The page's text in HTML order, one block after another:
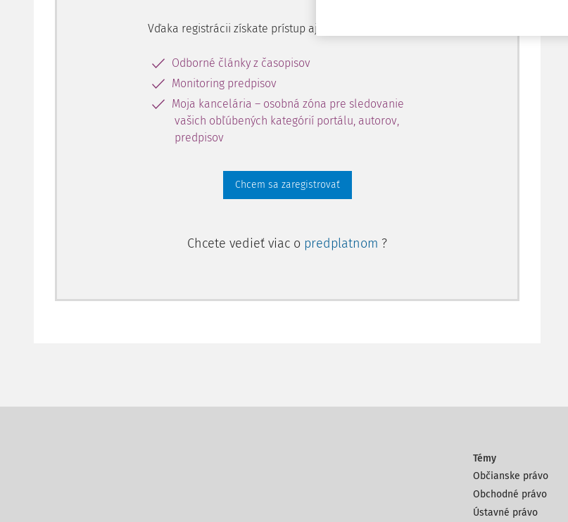
Vďaka registrácii získate prístup aj k vybranému obsahu:
Odborné články z časopisov
Monitoring predpisov
Moja kancelária – osobná zóna pre sledovanie
vašich obľúbených kategórií portálu, autorov,
predpisov
Chcem sa zaregistrovať
Chcete vedieť viac o predplatnom ?
Témy
Občianske právo
Obchodné právo
Ústavné právo